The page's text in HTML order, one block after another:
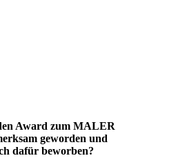
Award zum MALER
geworden und
dafür beworben?